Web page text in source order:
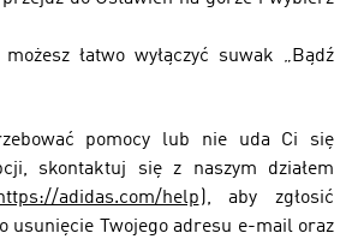
możesz łatwo wyłączyć suwak „Bądź
pomocy lub nie uda Ci się
skontaktuj się z naszym działem
adidas.com/help ),aby zgłosić
usunięcie Twojego adresu e-mail oraz